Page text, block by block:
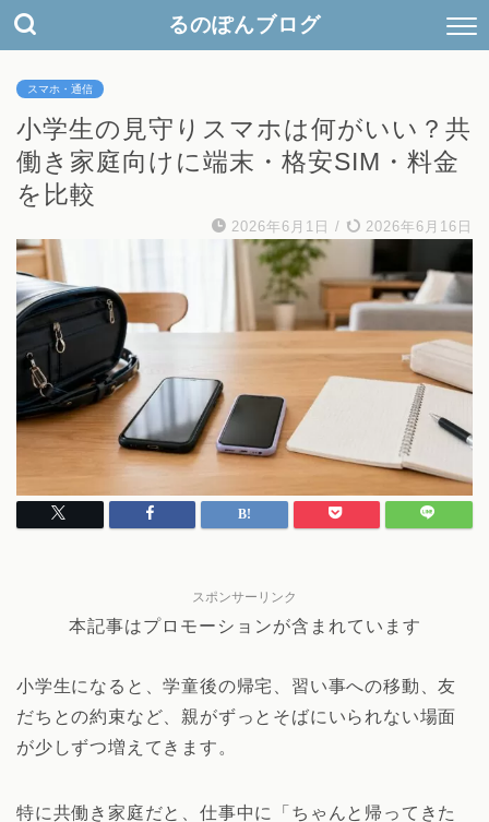
索
キ
るのぽんブログ
スマホ・通信
小学生の見守りスマホは何がいい？共
働き家庭向けに端末・格安SIM・料金
を比較
2026年6月1日 / 2026年6月16日
スポンサーリンク
本記事はプロモーションが含まれています
小学生になると、学童後の帰宅、習い事への移動、友
だちとの約束など、親がずっとそばにいられない場面
が少しずつ増えてきます。
特に共働き家庭だと、仕事中に「ちゃんと帰ってきた